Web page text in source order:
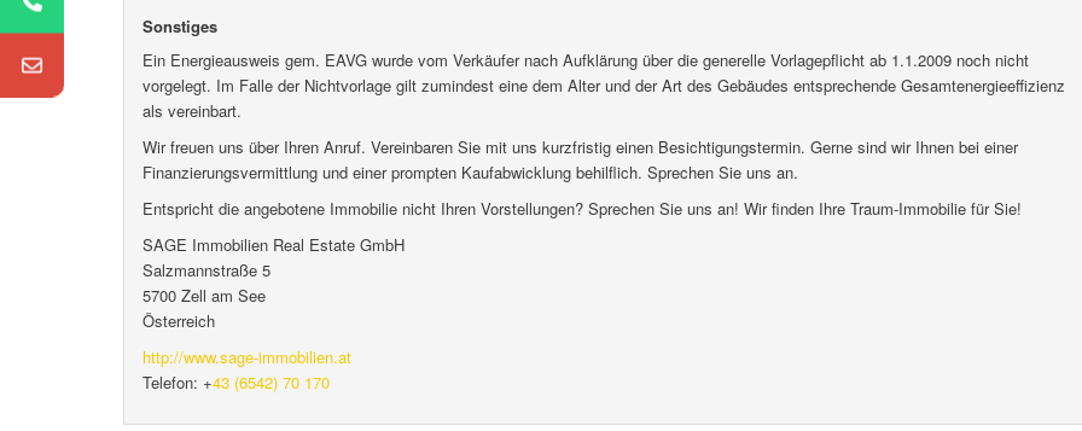
Sonstiges
Ein Energieausweis gem. EAVG wurde vom Verkäufer nach Aufklärung über die generelle Vorlagepflicht ab 1.1.2009 noch nicht
vorgelegt. Im Falle der Nichtvorlage gilt zumindest eine dem Alter und der Art des Gebäudes entsprechende Gesamtenergieeffizienz
als vereinbart.
Wir freuen uns über Ihren Anruf. Vereinbaren Sie mit uns kurzfristig einen Besichtigungstermin. Gerne sind wir Ihnen bei einer
Finanzierungsvermittlung und einer prompten Kaufabwicklung behilflich. Sprechen Sie uns an.
Entspricht die angebotene Immobilie nicht Ihren Vorstellungen? Sprechen Sie uns an! Wir finden Ihre Traum-Immobilie für Sie!
SAGE Immobilien Real Estate GmbH
Salzmannstraße 5
5700 Zell am See
Österreich
http://www.sage-immobilien.at
Telefon: +43 (6542) 70 170